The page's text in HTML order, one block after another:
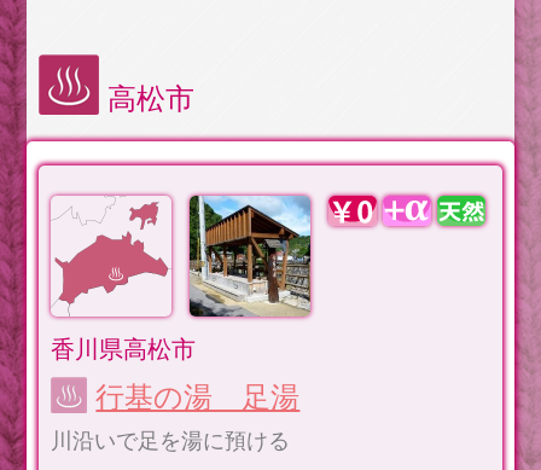
高松市
香川県高松市
行基の湯 足湯
川沿いで足を湯に預ける